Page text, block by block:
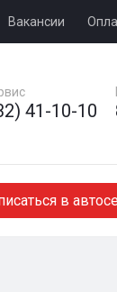
Вакансии
41-10-10
в